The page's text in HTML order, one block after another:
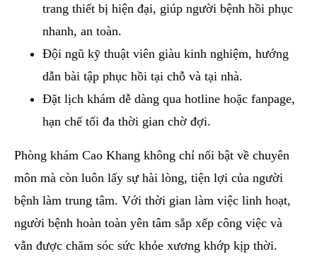
trang thiết bị hiện đại, giúp người bệnh hồi phục
nhanh, an toàn.
Đội ngũ kỹ thuật viên giàu kinh nghiệm, hướng
dẫn bài tập phục hồi tại chỗ và tại nhà.
Đặt lịch khám dễ dàng qua hotline hoặc fanpage,
hạn chế tối đa thời gian chờ đợi.
Phòng khám Cao Khang không chỉ nổi bật về chuyên
môn mà còn luôn lấy sự hài lòng, tiện lợi của người
bệnh làm trung tâm. Với thời gian làm việc linh hoạt,
người bệnh hoàn toàn yên tâm sắp xếp công việc và
vẫn được chăm sóc sức khỏe xương khớp kịp thời.